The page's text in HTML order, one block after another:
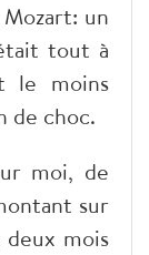
un
tout à
le moins
de choc.
moi, de
sur
mois